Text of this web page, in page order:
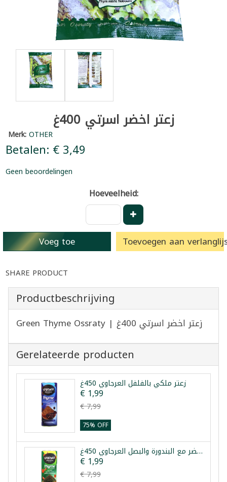
زعتر اخضر اسرتي 400غ
Merk:OTHER
Betalen: € 3,49
Geen beoordelingen
Hoeveelheid:
Voeg toe Toevoegen aan
SHARE PRODUCT
Productbeschrijving
Green Thyme Ossraty | زعتر اخضر اسرتي 400غ
Gerelateerde producten
زعتر ملكي بالفلفل العرجاوي 450غ
€ 1,99
€ 7,99
75% OFF
زعتر اخضر مع البندورة والبصل العرجاوي 450غ
€ 1,99
€ 7,99